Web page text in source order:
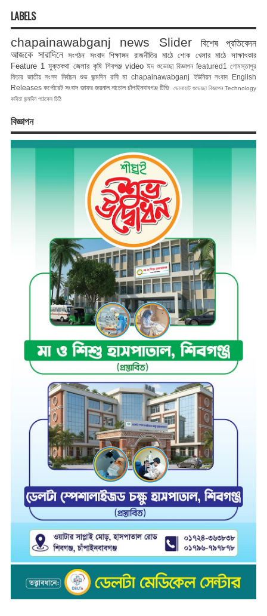
LABELS
chapainawabganj news Slider
বিশেষ প্রতিবেদন
আজকে সারাদিনে সংগঠন সংবাদ শিক্ষাঙ্গন রাজনীতির মাঠে শোক খেলার মাঠে
সাক্ষাৎকার
Feature 1 মুক্তকথা জেলার কৃষি শিবগঞ্জ video ঈদ শুভেচ্ছা বিজ্ঞাপন featured1
গোমস্তাপুর
ফিচার জাতীয় সংসদ নির্বাচন শুভ জন্মদিন রানী মা chapainawabganj ইউনিয়ন সংবাদ English
Releases কর্পোরেট সংবাদ জাফর জয়নাল নাচোল চাঁপাইনবাবগঞ্জ টিভি ভোলাহাট শুভেচ্ছা বিজ্ঞাপন Technology
কবিতা জন্মদিন পাঠকের চিঠি
বিজ্ঞাপন